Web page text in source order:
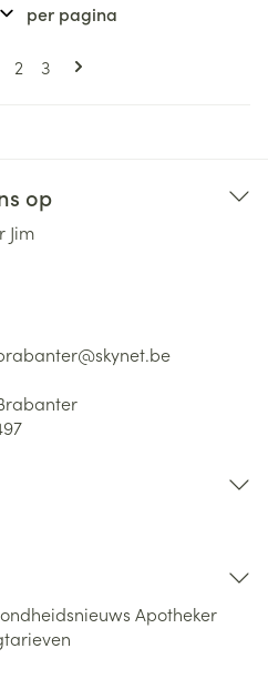
Pagina's
lees momenteel pagina
Pagina
2 Pagina
3
per pagina
op
Jim
skynet.be
Apotheker